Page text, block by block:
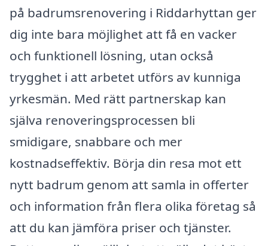
på badrumsrenovering i Riddarhyttan ger
dig inte bara möjlighet att få en vacker
och funktionell lösning, utan också
trygghet i att arbetet utförs av kunniga
yrkesmän. Med rätt partnerskap kan
själva renoveringsprocessen bli
smidigare, snabbare och mer
kostnadseffektiv. Börja din resa mot ett
nytt badrum genom att samla in offerter
och information från flera olika företag så
att du kan jämföra priser och tjänster.